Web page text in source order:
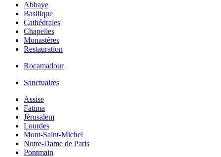
Abbaye
Basilique
Cathédrales
Chapelles
Monastères
Restauration
Rocamadour
Sanctuaires
Assise
Fatima
Jérusalem
Lourdes
Mont-Saint-Michel
Notre-Dame de Paris
Pontmain